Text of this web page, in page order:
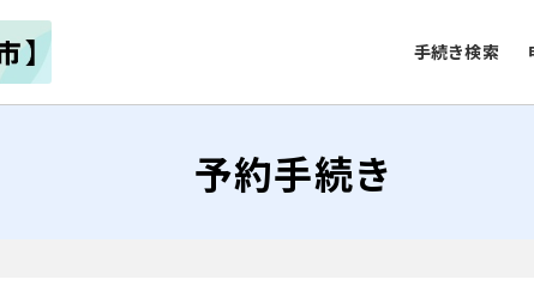
手続き検索
予約手続き